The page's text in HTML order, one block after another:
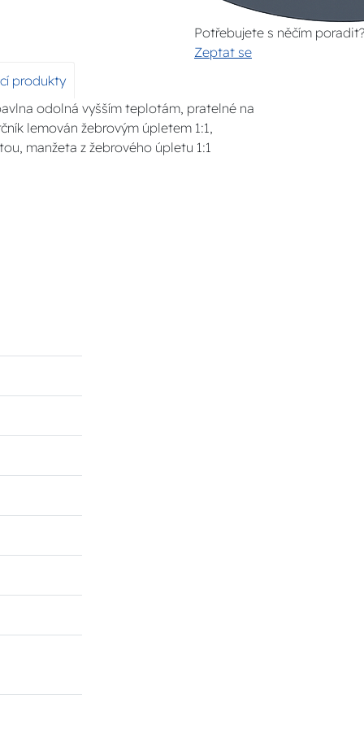
Potřebujete s něčím poradit?
Zeptat se
produkty
odolná vyšším teplotám, pratelné na
lemován žebrovým úpletem 1:1,
manžeta z žebrového úpletu 1:1